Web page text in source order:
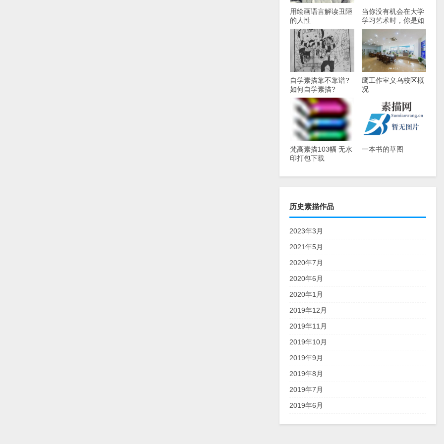
用绘画语言解读丑陋
的人性
当你没有机会在大学
学习艺术时，你是如
何学习绘画的？
自学素描靠不靠谱?
如何自学素描?
鹰工作室义乌校区概
况
梵高素描103幅 无水
印打包下载
一本书的草图
历史素描作品
2023年3月
2021年5月
2020年7月
2020年6月
2020年1月
2019年12月
2019年11月
2019年10月
2019年9月
2019年8月
2019年7月
2019年6月